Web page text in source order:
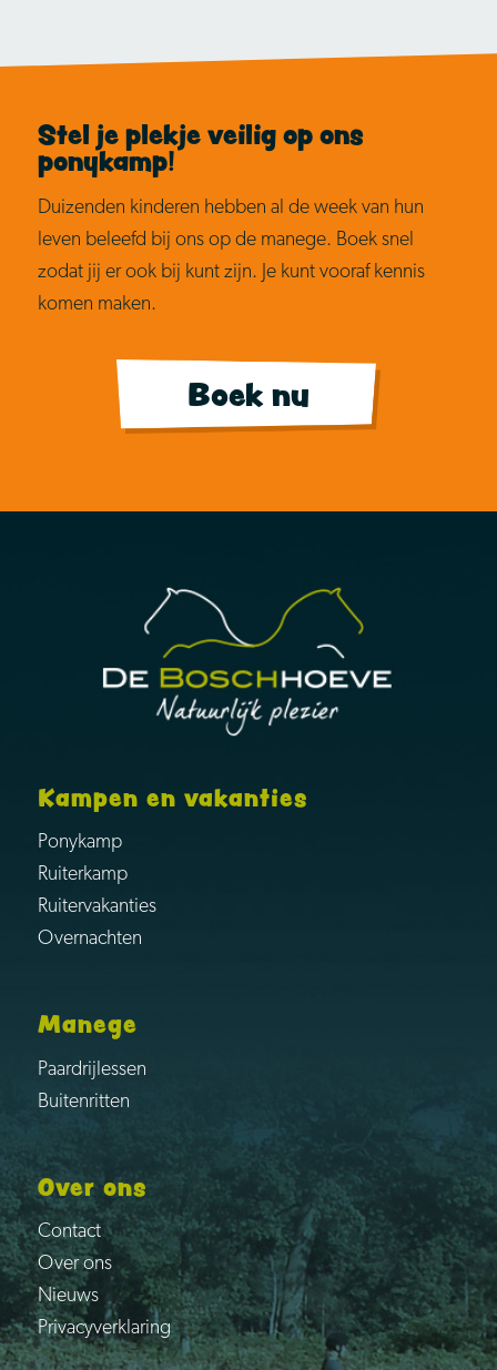
Stel je plekje veilig op ons
ponykamp!
Duizenden kinderen hebben al de week van hun
leven beleefd bij ons op de manege. Boek snel
zodat jij er ook bij kunt zijn. Je kunt vooraf kennis
komen maken.
Boek nu
Kampen en vakanties
Ponykamp
Ruiterkamp
Ruitervakanties
Overnachten
Manege
Paardrijlessen
Buitenritten
Over ons
Contact
Over ons
Nieuws
Privacyverklaring